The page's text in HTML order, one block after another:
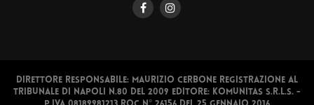
Direttore responsabile: Maurizio Cerbone Registrazione al
Tribunale di Napoli n.80 del 2009 Editore: Komunitas S.r.l.s. -